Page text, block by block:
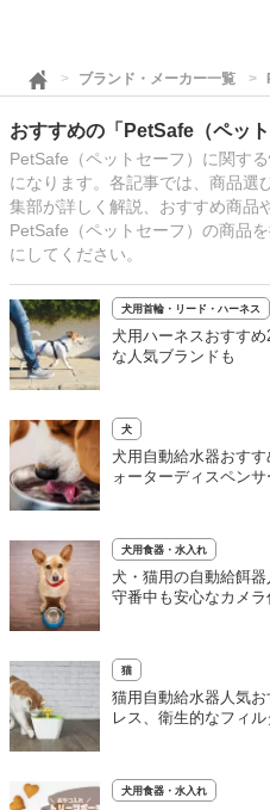
ブランド・メーカー一覧
おすすめの「PetSafe（ペッ
PetSafe（ペットセーフ）に関す
になります。各記事では、商品選
集部が詳しく解説、おすすめ商品
PetSafe（ペットセーフ）の商品
にしてください。
犬用首輪・リード・ハーネス
犬用ハーネスおすす
な人気ブランドも
犬
犬用自動給水器おす
ォーターディスペンサ
犬用食器・水入れ
犬・猫用の自動給餌
守番中も安心なカメ
猫
猫用自動給水器人気
レス、衛生的なフィル
犬用食器・水入れ